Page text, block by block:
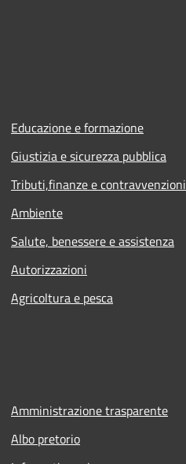
Educazione e formazione
Giustizia e sicurezza pubblica
Tributi,finanze e contravvenzioni
Ambiente
Salute, benessere e assistenza
Autorizzazioni
Agricoltura e pesca
Amministrazione trasparente
Albo pretorio